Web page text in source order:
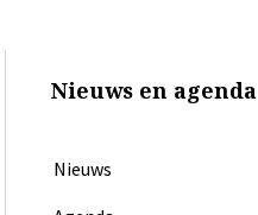
Nieuws en agenda
Nieuws